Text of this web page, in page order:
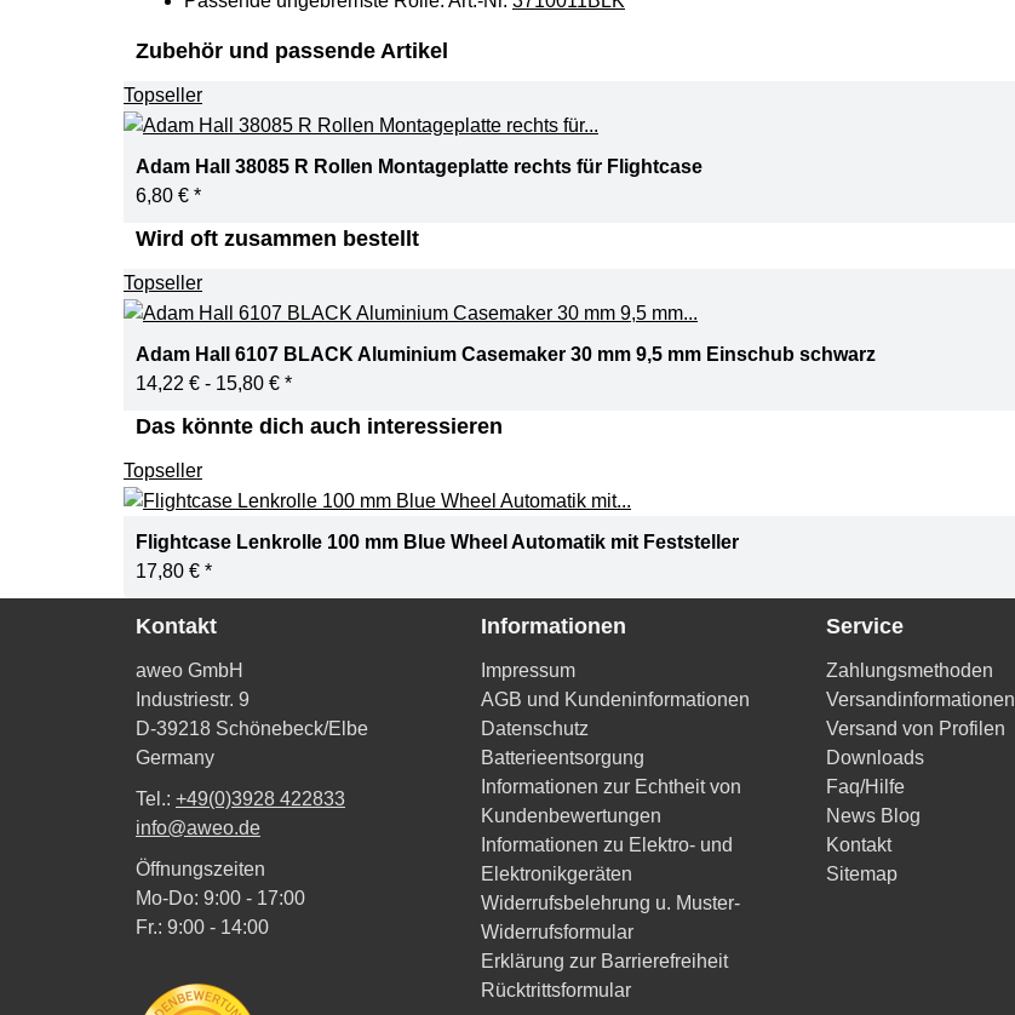
Zubehör und passende Artikel
Topseller
Adam Hall 38085 R Rollen Montageplatte rechts für Flightcase
6,80 € *
Wird oft zusammen bestellt
Topseller
Adam Hall 6107 BLACK Aluminium Casemaker 30 mm 9,5 mm Einschub schwarz
14,22 € - 15,80 € *
Das könnte dich auch interessieren
Topseller
Flightcase Lenkrolle 100 mm Blue Wheel Automatik mit Feststeller
17,80 € *
Kontakt
aweo GmbH
Industriestr. 9
D-39218 Schönebeck/Elbe
Germany
Tel.: +49(0)3928 422833
info@aweo.de
Öffnungszeiten
Mo-Do: 9:00 - 17:00
Fr.: 9:00 - 14:00
Informationen
Impressum
AGB und Kundeninformationen
Datenschutz
Batterieentsorgung
Informationen zur Echtheit von
Kundenbewertungen
Informationen zu Elektro- und
Elektronikgeräten
Widerrufsbelehrung u. Muster-
Widerrufsformular
Erklärung zur Barrierefreiheit
Rücktrittsformular
Service
Zahlungsmethoden
Versandinformationen
Versand von Profilen
Downloads
Faq/Hilfe
News Blog
Kontakt
Sitemap